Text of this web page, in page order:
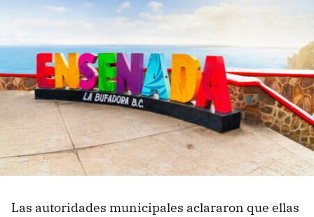
Las autoridades municipales aclararon que ellas